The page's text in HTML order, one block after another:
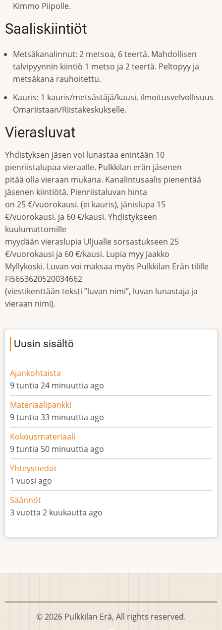
Kimmo Piipolle.
Saaliskiintiöt
Metsäkanalinnut: 2 metsoa, 6 teertä. Mahdollisen
talvipyynnin kiintiö 1 metso ja 2 teertä. Peltopyy ja
metsäkana rauhoitettu.
Kauris: 1 kauris/metsästäjä/kausi, ilmoitusvelvollisuus
Omariistaan/Riistakeskukselle.
Vierasluvat
Yhdistyksen jäsen voi lunastaa enintään 10
pienriistalupaa vieraalle. Pulkkilan erän jäsenen
pitää olla vieraan mukana. Kanalintusaalis pienentää
jäsenen kiintiötä. Pienriistaluvan hinta
on 25 €/vuorokausi. (ei kauris), jänislupa 15
€/vuorokausi. ja 60 €/kausi. Yhdistykseen
kuulumattomille
myydään vieraslupia Uljualle sorsastukseen 25
€/vuorokausi ja 60 €/kausi. Lupia myy Jaakko
Myllykoski. Luvan voi maksaa myös Pulkkilan Erän tilille
FI5653620520034662
(viestikenttään teksti ”luvan nimi”, luvan lunastaja ja
vieraan nimi).
Uusin sisältö
Ajankohtaista
9 tuntia 24 minuuttia ago
Materiaalipankki
9 tuntia 33 minuuttia ago
Kokousmateriaali
9 tuntia 50 minuuttia ago
Yhteystiedot
1 vuosi ago
Säännöt
3 vuotta 2 kuukautta ago
© 2026 Pulkkilan Erä, All rights reserved.